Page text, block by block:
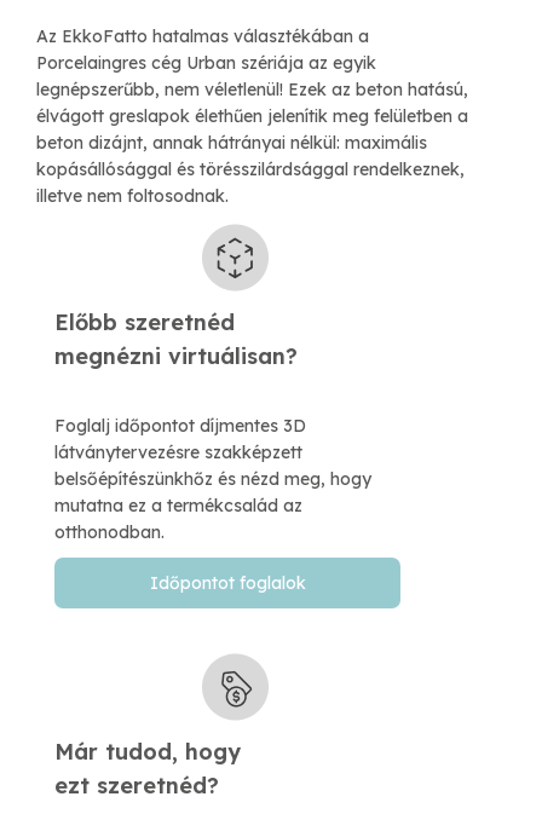
Az EkkoFatto hatalmas választékában a
Porcelaingres cég Urban szériája az egyik
legnépszerűbb, nem véletlenül! Ezek az beton hatású,
élvágott greslapok élethűen jelenítik meg felületben a
beton dizájnt, annak hátrányai nélkül: maximális
kopásállósággal és törésszilárdsággal rendelkeznek,
illetve nem foltosodnak.
Előbb szeretnéd
​megnézni virtuálisan?
Foglalj időpontot díjmentes 3D
látványtervezésre szakképzett
belsőépítészünkhőz és nézd meg, hogy
mutatna ez a termékcsalád az
otthonodban.
Időpontot foglalok
Már tudod, hogy
​ezt szeretnéd?